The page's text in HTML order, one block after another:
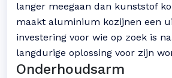
langer meegaan dan kunststof
maakt aluminium kozijnen een
investering voor wie op zoek is
langdurige oplossing voor zijn
Onderhoudsarm